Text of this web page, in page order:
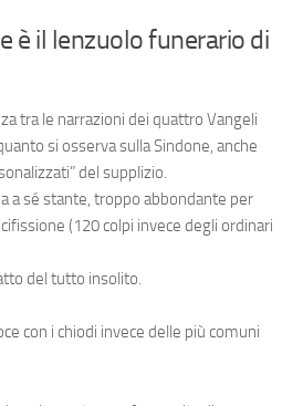
è il lenzuolo funerario di
tra le narrazioni dei quattro Vangeli
si osserva sulla Sindone, anche
del supplizio.
a sé stante, troppo abbondante per
(120 colpi invece degli ordinari
del tutto insolito.
con i chiodi invece delle più comuni